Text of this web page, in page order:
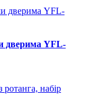
дверима YFL-